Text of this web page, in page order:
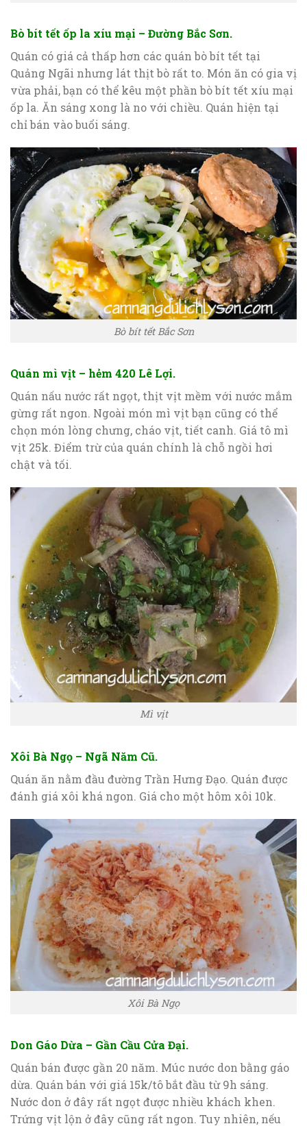
Bò bít tết ốp la xíu mại – Đường Bắc Sơn.
Quán có giá cả thấp hơn các quán bò bít tết tại
Quảng Ngãi nhưng lát thịt bò rất to. Món ăn có gia vị
vừa phải, bạn có thể kêu một phần bò bít tết xíu mại
ốp la. Ăn sáng xong là no với chiều. Quán hiện tại
chỉ bán vào buổi sáng.
Bò bít tết Bắc Sơn
Quán mì vịt – hẻm 420 Lê Lợi.
Quán nấu nước rất ngọt, thịt vịt mềm với nước mắm
gừng rất ngon. Ngoài món mì vịt bạn cũng có thể
chọn món lòng chưng, cháo vịt, tiết canh. Giá tô mì
vịt 25k. Điểm trừ của quán chính là chỗ ngồi hơi
chật và tối.
Mì vịt
Xôi Bà Ngọ – Ngã Năm Cũ.
Quán ăn nằm đầu đường Trần Hưng Đạo. Quán được
đánh giá xôi khá ngon. Giá cho một hôm xôi 10k.
Xôi Bà Ngọ
Don Gáo Dừa – Gần Cầu Cửa Đại.
Quán bán được gần 20 năm. Múc nước don bằng gáo
dừa. Quán bán với giá 15k/tô bắt đầu từ 9h sáng.
Nước don ở đây rất ngọt được nhiều khách khen.
Trứng vịt lộn ở đây cũng rất ngon. Tuy nhiên, nếu